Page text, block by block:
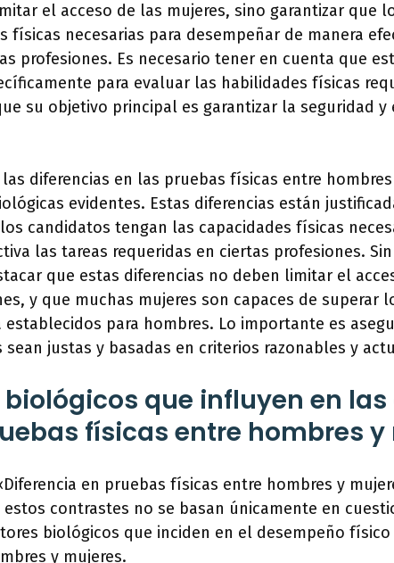
el acceso de las mujeres, sino garantizar que
físicas necesarias para desempeñar de manera
profesiones. Es necesario tener en cuenta que
para evaluar las habilidades físicas
su objetivo principal es garantizar la seguridad
diferencias en las pruebas físicas entre
evidentes. Estas diferencias están
candidatos tengan las capacidades físicas
las tareas requeridas en ciertas profesiones.
que estas diferencias no deben limitar el
y que muchas mujeres son capaces de superar
establecidos para hombres. Lo importante es
sean justas y basadas en criterios razonables y
biológicos que influyen en
físicas entre hombres y
en pruebas físicas entre hombres y
contrastes no se basan únicamente en
biológicos que inciden en el desempeño físico
y mujeres.